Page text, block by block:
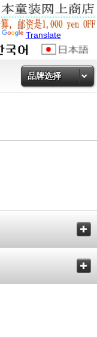
Translate
品牌选择